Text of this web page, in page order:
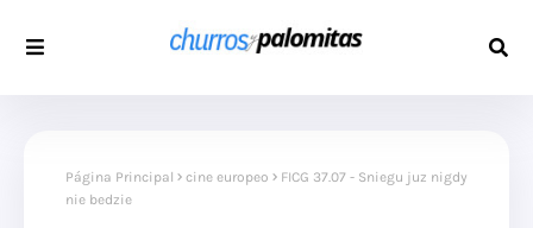
Página Principal cine europeo
FICG 37.07 - Sniegu juz nigdy
nie bedzie